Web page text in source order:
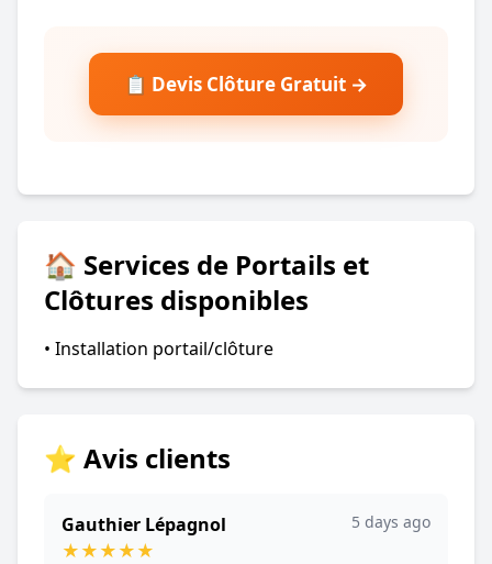
📋 Devis Clôture Gratuit →
🏠 Services de Portails et
Clôtures disponibles
• Installation portail/clôture
⭐ Avis clients
Gauthier Lépagnol
★★★★★
5 days ago